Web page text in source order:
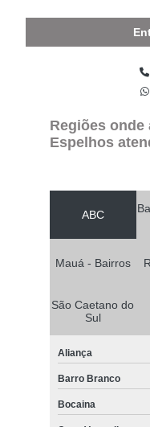
Regiões onde
Espelhos
ABC
Mauá - Bairros
São Caetano do
Sul
Aliança
Barro Branco
Bocaina